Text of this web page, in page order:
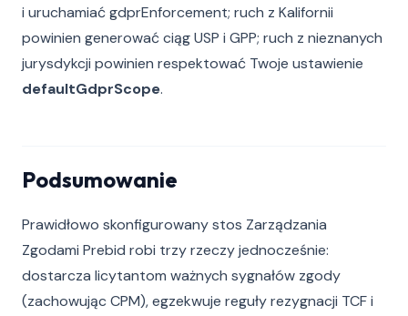
i uruchamiać gdprEnforcement; ruch z Kalifornii
powinien generować ciąg USP i GPP; ruch z nieznanych
jurysdykcji powinien respektować Twoje ustawienie
defaultGdprScope.
Podsumowanie
Prawidłowo skonfigurowany stos Zarządzania
Zgodami Prebid robi trzy rzeczy jednocześnie:
dostarcza licytantom ważnych sygnałów zgody
(zachowując CPM), egzekwuje reguły rezygnacji TCF i